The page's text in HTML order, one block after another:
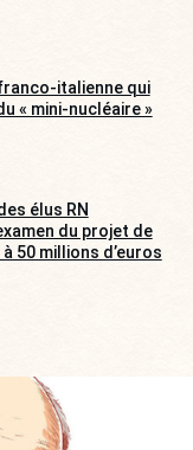
italienne qui
« mini-nucléaire »
élus RN
du projet de
50 millions d’euros